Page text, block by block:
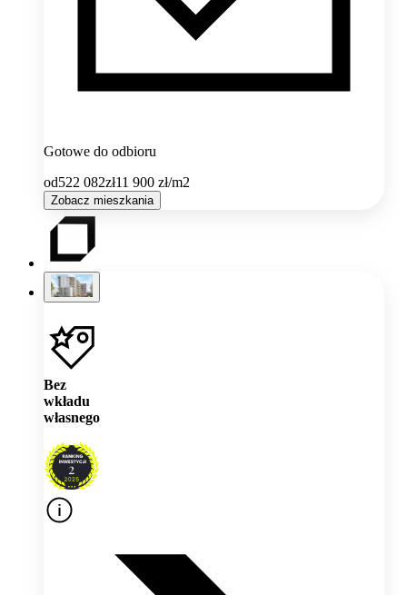
Gotowe do odbioru
od522 082zł11 900 zł/m2
Zobacz mieszkania
Bez
wkładu
własnego